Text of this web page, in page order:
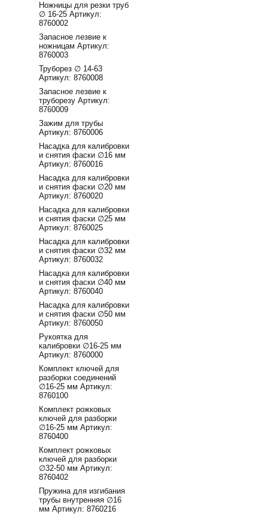
Ножницы для резки труб
∅ 16-25 Артикул:
8760002
Запасное лезвие к
ножницам Артикул:
8760003
Труборез ∅ 14-63
Артикул: 8760008
Запасное лезвие к
труборезу Артикул:
8760009
Зажим для трубы
Артикул: 8760006
Насадка для калибровки
и снятия фаски ∅16 мм
Артикул: 8760016
Насадка для калибровки
и снятия фаски ∅20 мм
Артикул: 8760020
Насадка для калибровки
и снятия фаски ∅25 мм
Артикул: 8760025
Насадка для калибровки
и снятия фаски ∅32 мм
Артикул: 8760032
Насадка для калибровки
и снятия фаски ∅40 мм
Артикул: 8760040
Насадка для калибровки
и снятия фаски ∅50 мм
Артикул: 8760050
Рукоятка для
калибровки ∅16-25 мм
Артикул: 8760000
Комплект ключей для
разборки соединений
∅16-25 мм Артикул:
8760100
Комплект рожковых
ключей для разборки
∅16-25 мм Артикул:
8760400
Комплект рожковых
ключей для разборки
∅32-50 мм Артикул:
8760402
Пружина для изгибания
трубы внутренняя ∅16
мм Артикул: 8760216